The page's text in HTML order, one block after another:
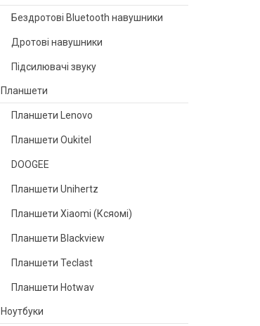
Бездротові Bluetooth навушники
Дротові навушники
Підсилювачі звуку
Планшети
Планшети Lenovo
Планшети Oukitel
DOOGEE
Планшети Unihertz
Планшети Xiaomi (Ксяомі)
Планшети Blackview
Планшети Teclast
Планшети Hotwav
Ноутбуки